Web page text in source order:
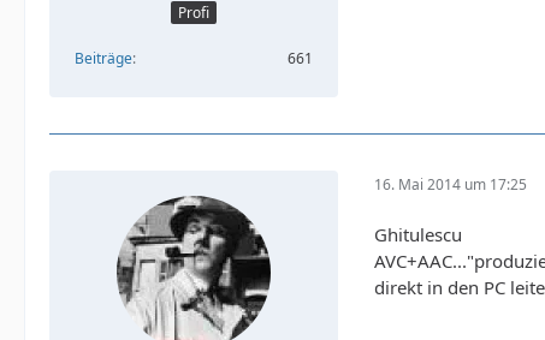
Profi
Beiträge 661
16. Mai 2014 um 17:25
Ghitulescu
direkt in den PC